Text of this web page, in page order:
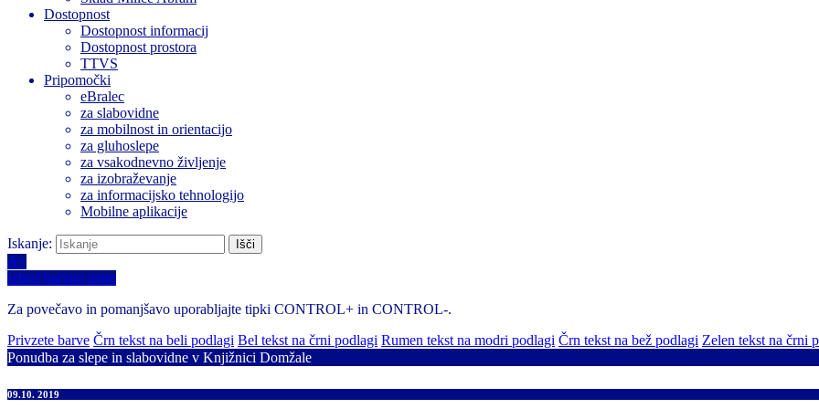
Dostopnost
Dostopnost informacij
Dostopnost prostora
TTVS
Pripomočki
eBralec
za slabovidne
za mobilnost in orientacijo
za gluhoslepe
za vsakodnevno življenje
za izobraževanje
za informacijsko tehnologijo
Mobilne aplikacije
Iskanje:
A+
Izberi barvno temo
Za povečavo in pomanjšavo uporabljajte tipki CONTROL+ in CONTROL-.
Privzete barve Črn tekst na beli podlagi Bel tekst na črni podlagi Rumen tekst na modri podlagi Črn tekst na bež podlagi Zelen tekst na črni
Ponudba za slepe in slabovidne v Knjižnici Domžale
09.10. 2019